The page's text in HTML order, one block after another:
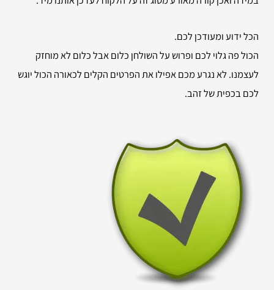
הכל ידוע ומעודכן לכם.
הכול פה גלוי לכם ופרוש על השולחן כלום אבל כלום לא מוחזק
לעצמנו. לא נגרע מכם אפילו את הפרטים הקלים לכאורה הכול יוגש
לכם בכפית של זהב.